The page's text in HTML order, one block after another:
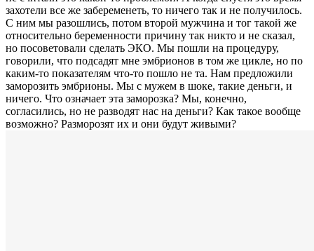
захотели все же забеременеть, то ничего так и не получилось.
С ним мы разошлись, потом второй мужчина и тог такой же
относительно беременности причину так никто и не сказал,
но посоветовали сделать ЭКО. Мы пошли на процедуру,
говорили, что подсадят мне эмбрионов в том же цикле, но по
каким-то показателям что-то пошло не та. Нам предложили
заморозить эмбрионы. Мы с мужем в шоке, такие деньги, и
ничего. Что означает эта заморозка? Мы, конечно,
согласились, но не разводят нас на деньги? Как такое вообще
возможно? Разморозят их и они будут живыми?